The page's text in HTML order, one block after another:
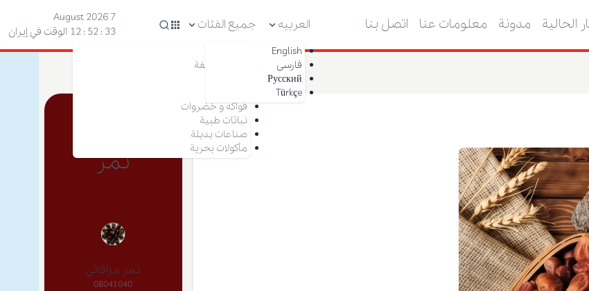
الحالية مدونة معلومات عنا اتصل بنا العربیه
English
فارسی
Русский
Türkçe
جميع الفئات
فواكه مجففة
فواكه و خضروات
نباتات طبية
صناعات بديلة
مأكولات بحرية
7 August 2026
34 : 52 : 12
الوقت في إيران
تمر
تمر مزافاتي
08041040